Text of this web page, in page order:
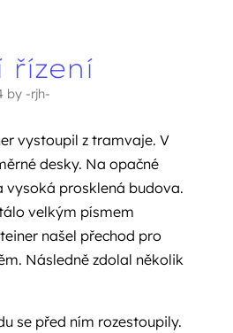
řízení
by -rjh-
vystoupil z tramvaje. V
desky. Na opačné
vysoká prosklená budova.
velkým písmem
našel přechod pro
Následně zdolal několik
se před ním rozestoupily.